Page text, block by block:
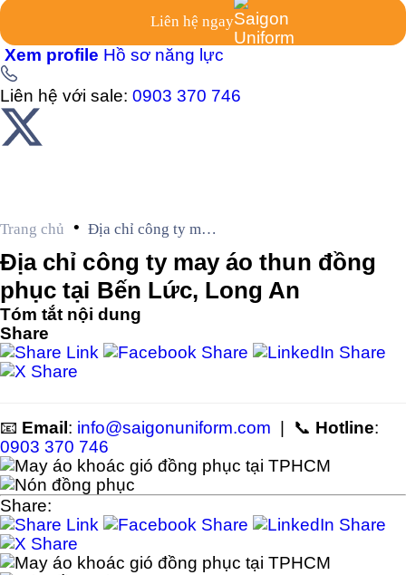
Liên hệ ngay
Xem profile Hồ sơ năng lực
Liên hệ với sale: 0903 370 746
Trang chủ • Địa chỉ công ty may
áo thun đồng phục
tại Bến Lức, Long
An
Địa chỉ công ty may áo thun đồng
phục tại Bến Lức, Long An
Tóm tắt nội dung
Share
📧 Email : info@saigonuniform.com | 📞 Hotline:
0903 370 746
Share: